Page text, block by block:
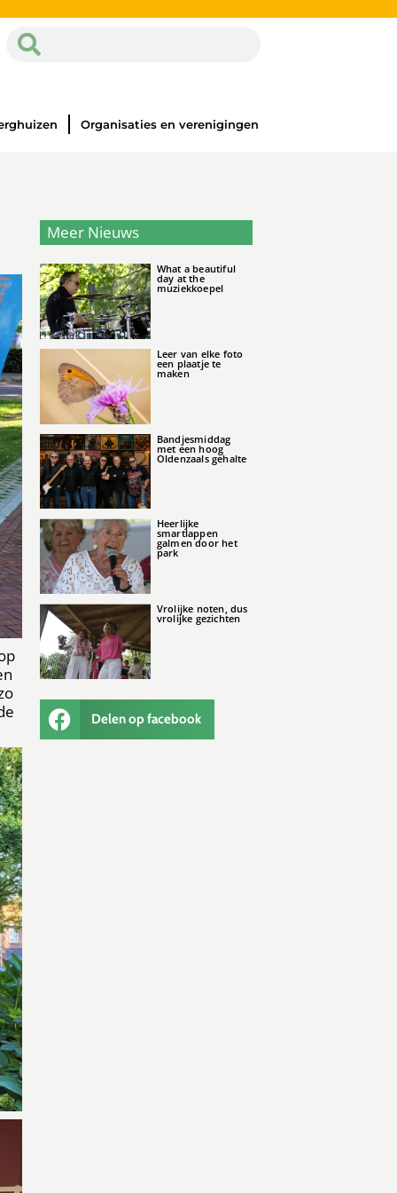
Organisaties en verenigingen
Meer Nieuws
What a beautiful
day at the
muziekkoepel
Leer van elke foto
een plaatje te
maken
Bandjesmiddag
met een hoog
Oldenzaals gehalte
Heerlijke
smartlappen
galmen door het
park
Vrolijke noten, dus
vrolijke gezichten
Delen op facebook